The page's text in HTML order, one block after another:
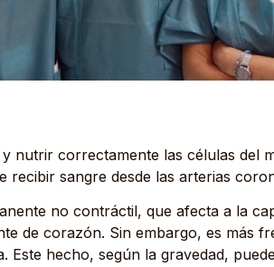
nutrir correctamente las células del
recibir sangre desde las arterias
no contráctil, que afecta a la
de corazón. Sin embargo, es más
hecho, según la gravedad,